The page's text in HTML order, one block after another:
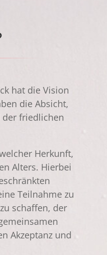
hat die Vision
die Absicht,
der friedlichen
Herkunft,
Alters. Hierbei
Teilnahme zu
schaffen, der
Akzeptanz und